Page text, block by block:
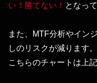
い！勝てない！ となっ
また、MTF分析やイン
しのリスクが減ります。
こちらのチャートは上